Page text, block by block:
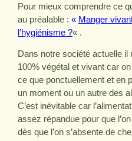
Pour mieux comprendre ce
au préalable : « Manger
l’hygiénisme ?« .
Dans notre société actuelle il
100% végétal et vivant car
ce que ponctuellement et en
un moment ou un autre des
C’est inévitable car
assez répandue pour que
dès que l’on s’absente de